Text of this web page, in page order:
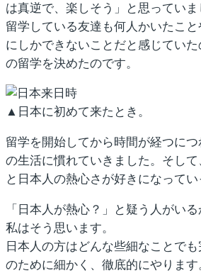
は真逆で、楽しそう」と思ってい
留学している友達も何人かいたこ
にしかできないことだと感じてい
の留学を決めたのです。
▲日本に初めて来たとき。
留学を開始してから時間が経つに
の生活に慣れていきました。そし
と日本人の熱心さが好きになってい
「日本人が熱心？」と疑う人がいる
私はそう思います。
日本人の方はどんな些細なことで
のために細かく、徹底的にやりま